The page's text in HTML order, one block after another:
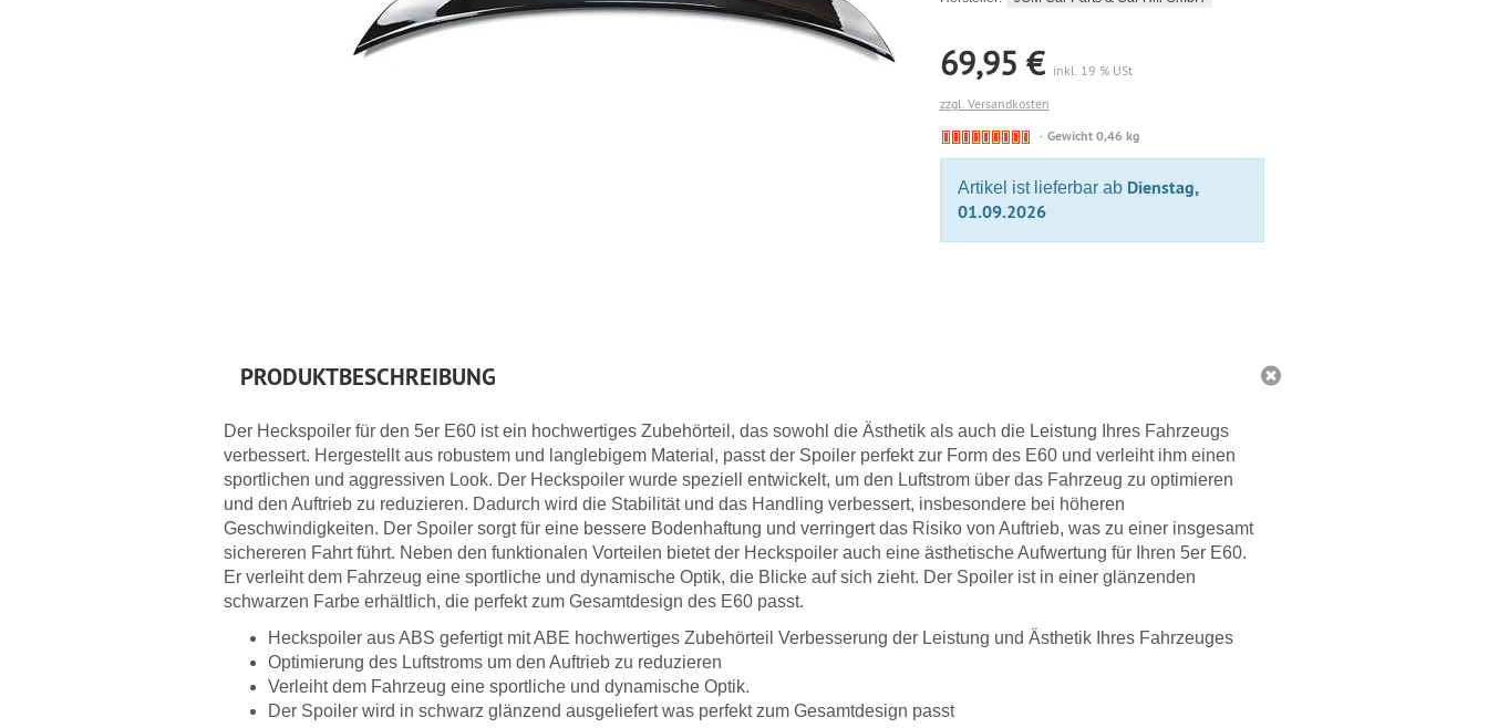
69,95 €
inkl. 19 % USt
zzgl. Versandkosten
🔴
Derzeit
lieferbar
Gewicht 0,46 kg
Artikel ist lieferbar ab Dienstag,
01.09.2026
PRODUKTBESCHREIBUNG
Der Heckspoiler für den 5er E60 ist ein hochwertiges Zubehörteil, das sowohl die Ästhetik als auch die Leistung Ihres Fahrzeugs
verbessert. Hergestellt aus robustem und langlebigem Material, passt der Spoiler perfekt zur Form des E60 und verleiht ihm einen
sportlichen und aggressiven Look. Der Heckspoiler wurde speziell entwickelt, um den Luftstrom über das Fahrzeug zu optimieren
und den Auftrieb zu reduzieren. Dadurch wird die Stabilität und das Handling verbessert, insbesondere bei höheren
Geschwindigkeiten. Der Spoiler sorgt für eine bessere Bodenhaftung und verringert das Risiko von Auftrieb, was zu einer insgesamt
sichereren Fahrt führt. Neben den funktionalen Vorteilen bietet der Heckspoiler auch eine ästhetische Aufwertung für Ihren 5er E60.
Er verleiht dem Fahrzeug eine sportliche und dynamische Optik, die Blicke auf sich zieht. Der Spoiler ist in einer glänzenden
schwarzen Farbe erhältlich, die perfekt zum Gesamtdesign des E60 passt.
Heckspoiler aus ABS gefertigt mit ABE hochwertiges Zubehörteil Verbesserung der Leistung und Ästhetik Ihres Fahrzeuges
Optimierung des Luftstroms um den Auftrieb zu reduzieren
Verleiht dem Fahrzeug eine sportliche und dynamische Optik.
Der Spoiler wird in schwarz glänzend ausgeliefert was perfekt zum Gesamtdesign passt